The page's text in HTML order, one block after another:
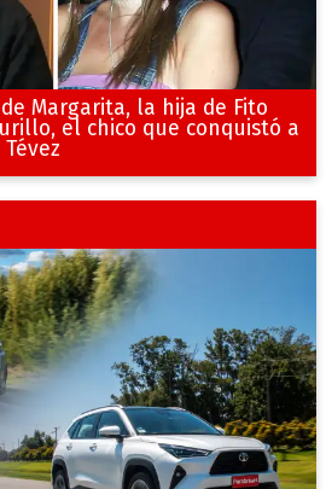
Margarita, la hija de Fito
el chico que conquistó a